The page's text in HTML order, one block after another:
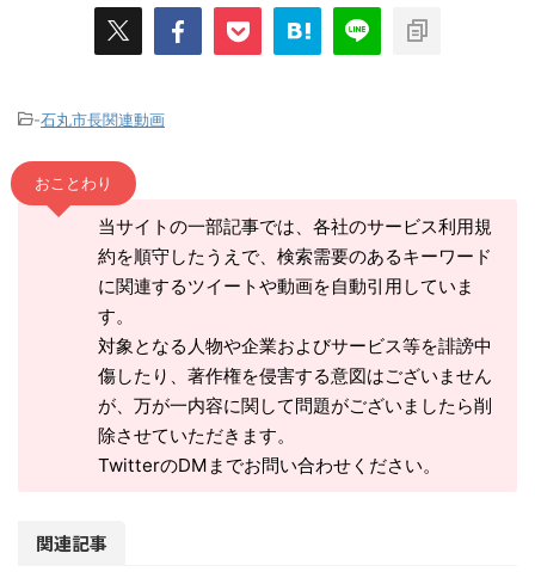
-石丸市長関連動画
おことわり
当サイトの一部記事では、各社のサービス利用規
約を順守したうえで、検索需要のあるキーワード
に関連するツイートや動画を自動引用していま
す。
対象となる人物や企業およびサービス等を誹謗中
傷したり、著作権を侵害する意図はございません
が、万が一内容に関して問題がございましたら削
除させていただきます。
TwitterのDMまでお問い合わせください。
関連記事